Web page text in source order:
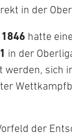
in der
hatte
in der
werden, sich
der